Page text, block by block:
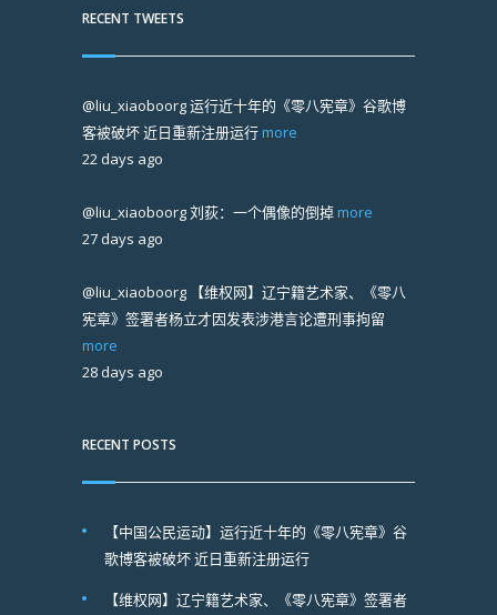
RECENT TWEETS
@liu_xiaoboorg运行近十年的《零八宪章》谷歌博
客被破坏 近日重新注册运行 more
22 days ago
@liu_xiaoboorg刘荻：一个偶像的倒掉 more
27 days ago
@liu_xiaoboorg 【维权网】辽宁籍艺术家、《零八
宪章》签署者杨立才因发表涉港言论遭刑事拘留
more
28 days ago
RECENT POSTS
【中国公民运动】运行近十年的《零八宪章》谷
歌博客被破坏 近日重新注册运行
【维权网】辽宁籍艺术家、《零八宪章》签署者